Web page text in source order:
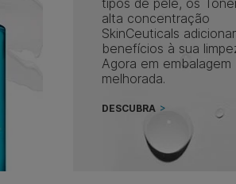
tipos de pele, os
alta concentração
SkinCeuticals
benefícios à sua
Agora em embalagem
melhorada.
DESCUBRA